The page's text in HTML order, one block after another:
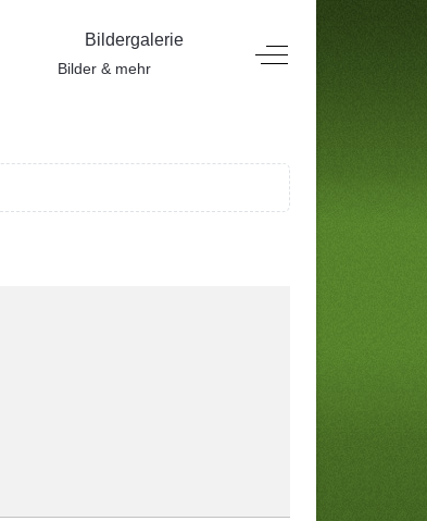
Bildergalerie
Bilder & mehr
Off-Canvas Toggle